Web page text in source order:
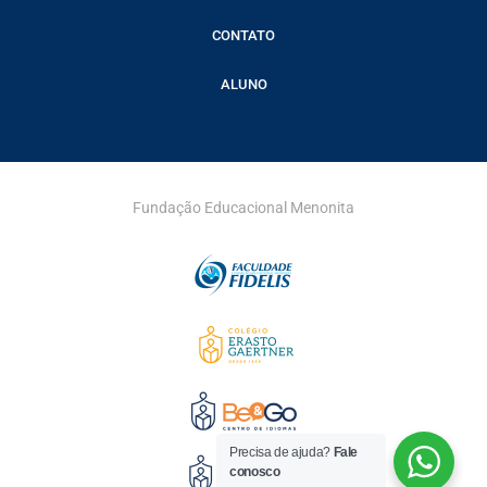
CONTATO
ALUNO
Fundação Educacional Menonita
Precisa de ajuda? Fale
conosco